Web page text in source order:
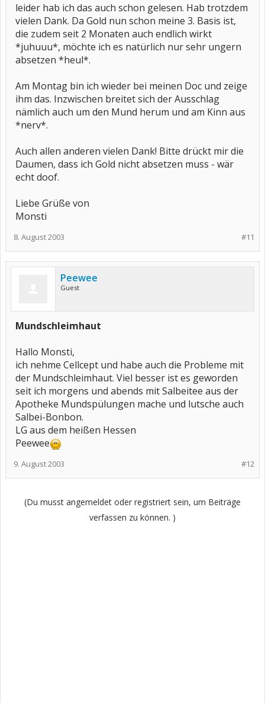
leider hab ich das auch schon gelesen. Hab trotzdem
vielen Dank. Da Gold nun schon meine 3. Basis ist,
die zudem seit 2 Monaten auch endlich wirkt
*juhuuu*, möchte ich es natürlich nur sehr ungern
absetzen *heul*.
Am Montag bin ich wieder bei meinen Doc und zeige
ihm das. Inzwischen breitet sich der Ausschlag
nämlich auch um den Mund herum und am Kinn aus
*nerv*.
Auch allen anderen vielen Dank! Bitte drückt mir die
Daumen, dass ich Gold nicht absetzen muss - wär
echt doof.
Liebe Grüße von
Monsti
#11
8. August 2003
Peewee
Guest
Mundschleimhaut
Hallo Monsti,
ich nehme Cellcept und habe auch die Probleme mit
der Mundschleimhaut. Viel besser ist es geworden
seit ich morgens und abends mit Salbeitee aus der
Apotheke Mundspülungen mache und lutsche auch
Salbei-Bonbon.
LG aus dem heißen Hessen
Peewee
#12
9. August 2003
(Du musst angemeldet oder registriert sein, um Beiträge
verfassen zu können. )